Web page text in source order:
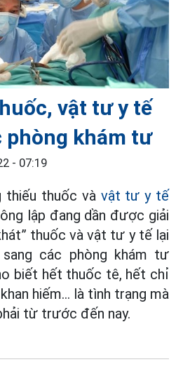
vật tư y tế
phòng khám tư
- 07:19
thiếu thuốc và vật tư y tế
lập đang dần được giải
thuốc và vật tư y tế lại
các phòng khám tư
biết hết thuốc tê, hết chỉ
hiếm... là tình trạng mà
từ trước đến nay.